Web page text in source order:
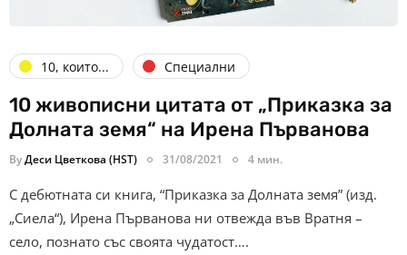
10, които... Специални
10 живописни цитата от „Приказка за
Долната земя“ на Ирена Първанова
ByДеси Цветкова (HST) 31/08/2021 4 мин.
С дебютната си книга, “Приказка за Долната земя” (изд.
„Сиела“), Ирена Първанова ни отвежда във Вратня –
село, познато със своята чудатост….